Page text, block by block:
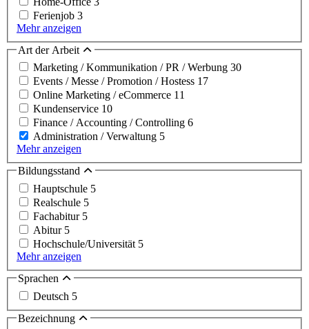
Ferienjob 3
Mehr anzeigen
Art der Arbeit
Marketing / Kommunikation / PR / Werbung 30
Events / Messe / Promotion / Hostess 17
Online Marketing / eCommerce 11
Kundenservice 10
Finance / Accounting / Controlling 6
Administration / Verwaltung 5
Mehr anzeigen
Bildungsstand
Hauptschule 5
Realschule 5
Fachabitur 5
Abitur 5
Hochschule/Universität 5
Mehr anzeigen
Sprachen
Deutsch 5
Bezeichnung